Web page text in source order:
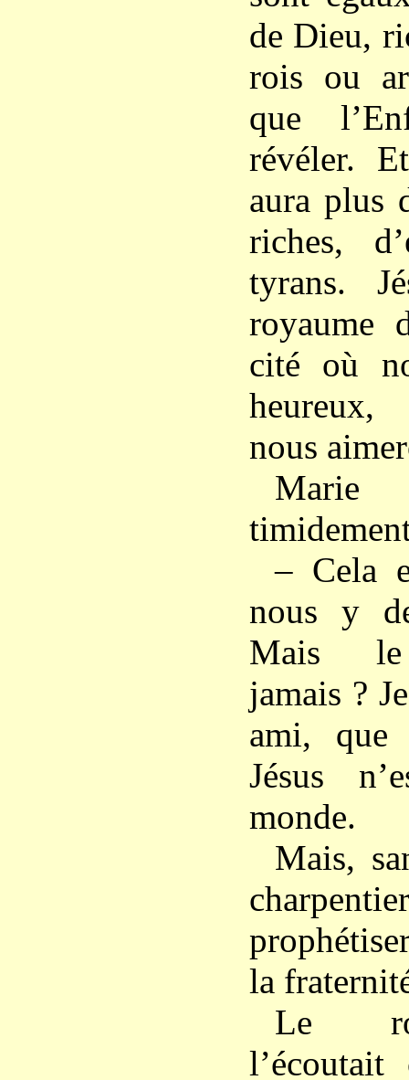
de Dieu,
rois ou
que
révéler.
aura plus
riches,
tyrans.
royaume
cité où
nous
– Cela
nous y
Mais le
jamais ?
ami, que
Jésus
monde.
Mais,
la
Le
l’écoutait